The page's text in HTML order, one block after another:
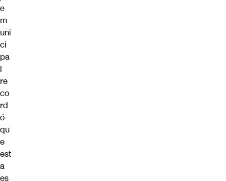
e
m
uni
ci
pa
l
re
co
rd
ó
qu
e
est
a
es